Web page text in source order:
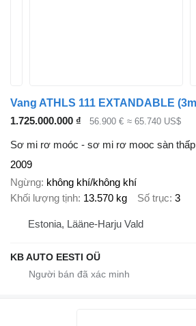
1.725.000.000 ₫ 56.900 € ≈ 65.740 US$
Sơ mi rơ moóc - sơ mi rơ mooc sàn thấp
2009
Ngừng không khí/không khí
Khối lượng tịnh 13.570 kg Số trục 3
Estonia, Lääne-Harju Vald
KB AUTO EESTI OÜ